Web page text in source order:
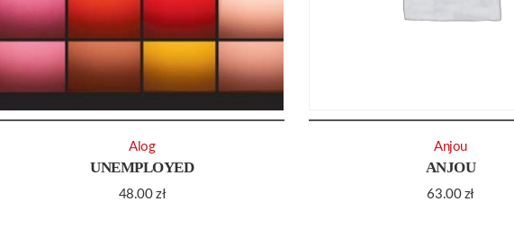
UNEMPLOYED
48.00zł
Alog
ANJOU
63.00 zł
Anjou